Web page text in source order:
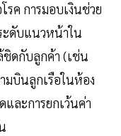
รค การมอบเงินช่วย
ดับแนวหน้าใน
ชิดกับลูกค้า (เช่น
บินลูกเรือในห้อง
และการยกเว้นค่า